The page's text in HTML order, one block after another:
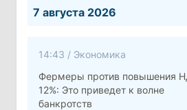
7 августа 2026
14:43 / Экономика
Фермеры против повышения
12%: Это приведет к волне
банкротств